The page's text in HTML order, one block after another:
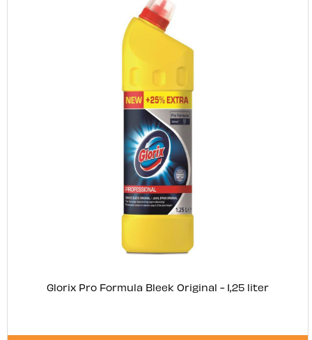
Glorix Pro Formula Bleek Original - 1,25 liter